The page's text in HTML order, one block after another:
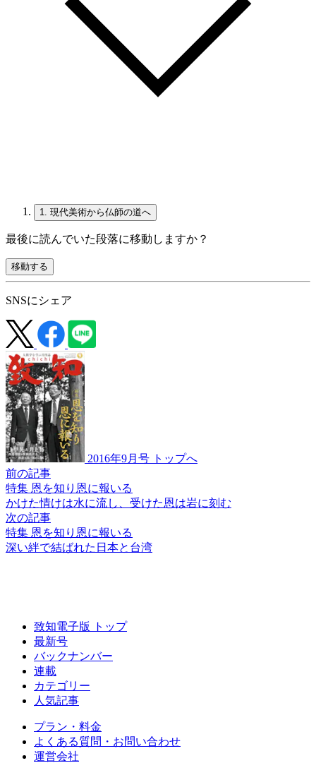
1. 現代美術から仏師の道へ
最後に読んでいた段落に移動しますか？
移動する
SNSにシェア
2016年9月号 トップへ
前の記事
特集 恩を知り恩に報いる
かけた情けは水に流し、 受けた恩は岩に刻む
次の記事
特集 恩を知り恩に報いる
深い絆で結ばれた 日本と台湾
致知電子版 トップ
最新号
バックナンバー
連載
カテゴリー
人気記事
プラン・料金
よくある質問・お問い合わせ
運営会社